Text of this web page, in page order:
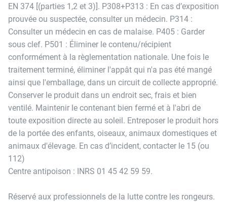
EN 374 [(parties 1,2 et 3)]. P308+P313 : En cas d’exposition
prouvée ou suspectée, consulter un médecin. P314 :
Consulter un médecin en cas de malaise. P405 : Garder
sous clef. P501 : Éliminer le contenu/récipient
conformément à la règlementation nationale. Une fois le
traitement terminé, éliminer l'appât qui n'a pas été mangé
ainsi que l'emballage, dans un circuit de collecte approprié.
Conserver le produit dans un endroit sec, frais et bien
ventilé. Maintenir le contenant bien fermé et à l'abri de
toute exposition directe au soleil. Entreposer le produit hors
de la portée des enfants, oiseaux, animaux domestiques et
animaux d'élevage. En cas d’incident, contacter le 15 (ou
112)
Centre antipoison : INRS 01 45 42 59 59.
Réservé aux professionnels de la lutte contre les rongeurs.